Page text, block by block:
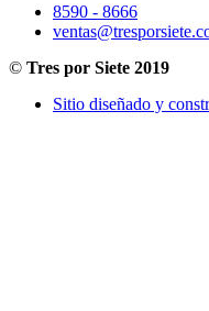
8590 - 8666
© Tres por Siete 2019
Sitio diseñado y